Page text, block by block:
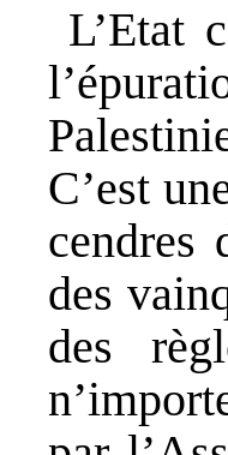
L’Etat
C’est
cendres
des
des